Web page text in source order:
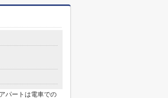
パートは電車での